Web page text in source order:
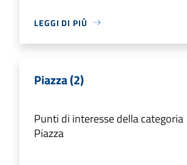
LEGGI DI PIÙ
Piazza (2)
Punti di interesse della categoria
Piazza